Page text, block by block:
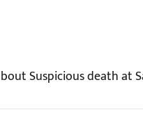
Suspicious death at